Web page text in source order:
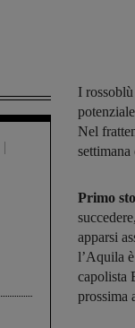
I
Nel
settimana
Primo
apparsi
l’Aquila
capolista
prossima